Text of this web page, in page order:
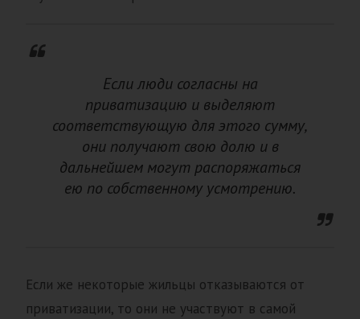
Если люди согласны на
приватизацию и выделяют
соответствующую для этого сумму,
они получают свою долю и в
дальнейшем могут распоряжаться
ею по собственному усмотрению.
Если же некоторые жильцы отказываются от
приватизации, то они не участвуют в самой